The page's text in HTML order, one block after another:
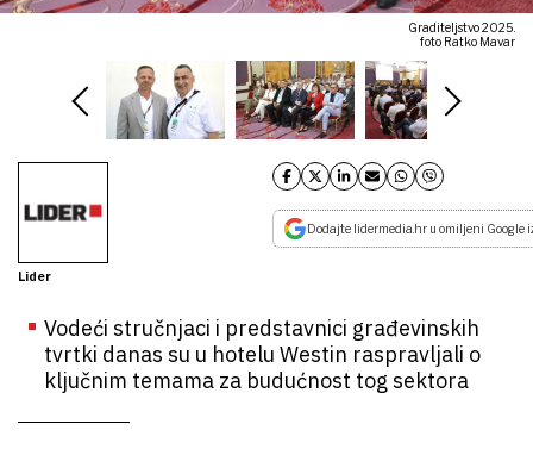
Graditeljstvo 2025.
foto Ratko Mavar
Lider
Dodajte lidermedia.hr u omiljeni Google
Vodeći stručnjaci i predstavnici građevinskih
tvrtki danas su u hotelu Westin raspravljali o
ključnim temama za budućnost tog sektora